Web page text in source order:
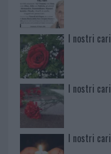
I nostri cari
I nostri cari
I nostri cari